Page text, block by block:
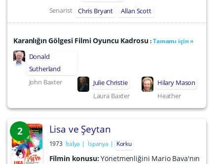
Senarist
Chris Bryant Allan Scott
Karanlığın Gölgesi Filmi Oyuncu Kadrosu:Tamamı için »
Donald
Sutherland
John Baxter
Julie Christie
Laura Baxter
Hilary Mason
Heather
2 Lisa ve Şeytan
1973 İtalya İspanya Korku
Filmin konusu:Yönetmenliğini Mario Bava'nın